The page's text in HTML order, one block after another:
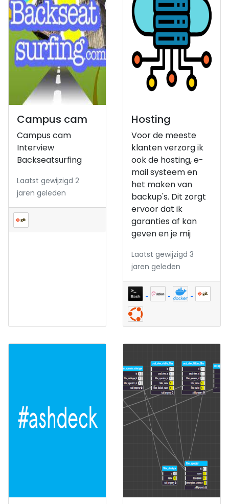
Campus cam
Campus cam
Interview
Backseatsurfing
Laatst gewijzigd 2
jaren geleden
Hosting
Voor de meeste
klanten verzorg ik
ook de hosting, e-
mail systeem en
het maken van
backup's. Dit zorgt
ervoor dat ik
garanties af kan
geven en je mij
Laatst gewijzigd 3
jaren geleden